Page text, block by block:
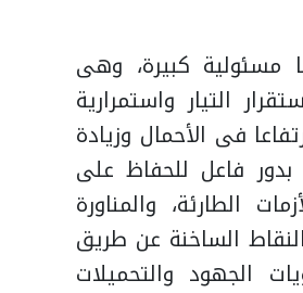
مسئولية كبيرة، وهى
التيار واستمرارية
فى الأحمال وزيادة
فاعل للحفاظ على
الطارئة، والمناورة
الساخنة عن طريق
الجهود والتحميلات